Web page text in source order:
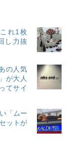
れ1枚
し力抜
の人気
が大人
てサイ
「ムー
ットが